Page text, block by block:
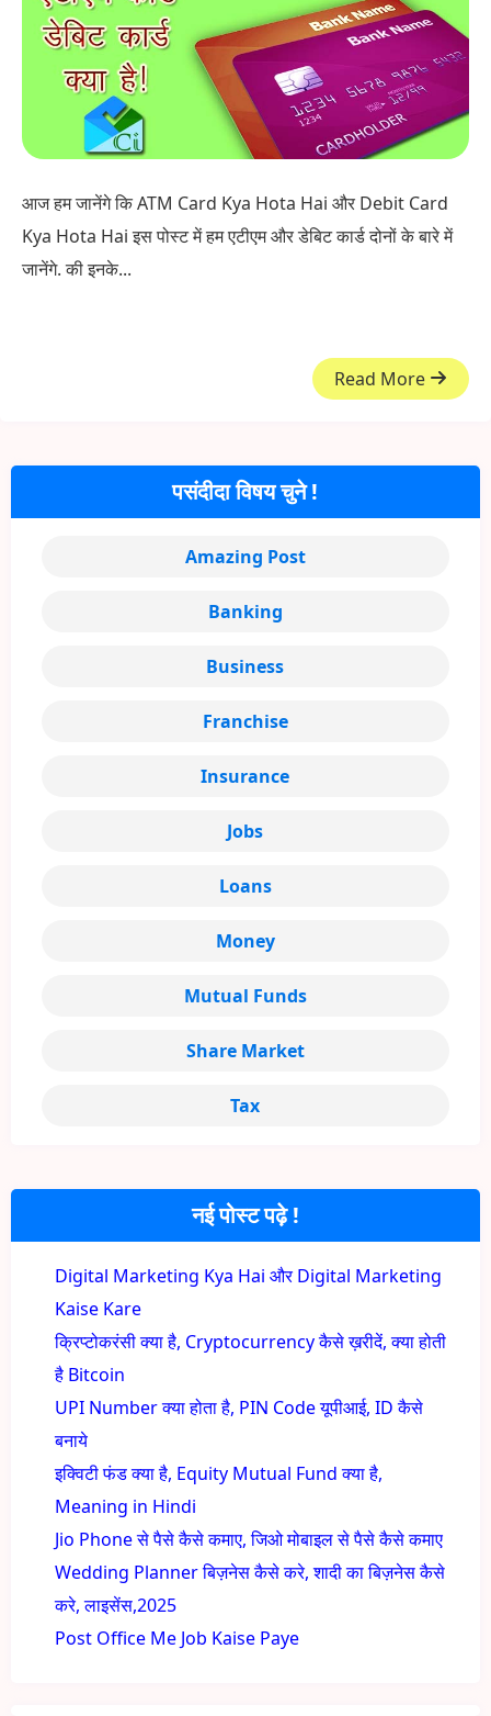
आज हम जानेंगे कि ATM Card Kya Hota Hai और Debit Card
Kya Hota Hai इस पोस्ट में हम एटीएम और डेबिट कार्ड दोनों के बारे में
जानेंगे. की इनके...
Read More
नई पोस्ट पढ़े !
Digital Marketing Kya Hai और Digital Marketing
Kaise Kare
क्रिप्टोकरंसी क्या है, Cryptocurrency कैसे ख़रीदें, क्या होती
है Bitcoin
UPI Number क्या होता है, PIN Code यूपीआई, ID कैसे
बनाये
इक्विटी फंड क्या है, Equity Mutual Fund क्या है,
Meaning in Hindi
Jio Phone से पैसे कैसे कमाए, जिओ मोबाइल से पैसे कैसे कमाए
Wedding Planner बिज़नेस कैसे करे, शादी का बिज़नेस कैसे
करे, लाइसेंस,2025
Post Office Me Job Kaise Paye
पसंदीदा विषय चुने !
Amazing Post
Banking
Business
Franchise
Insurance
Jobs
Loans
Money
Mutual Funds
Share Market
Tax